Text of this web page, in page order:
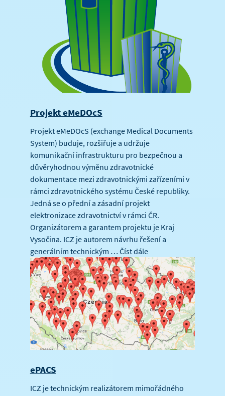
Projekt eMeDOcS
Projekt eMeDOcS (exchange Medical Documents
System) buduje, rozšiřuje a udržuje
komunikační infrastrukturu pro bezpečnou a
důvěryhodnou výměnu zdravotnické
dokumentace mezi zdravotnickými zařízeními v
rámci zdravotnického systému České republiky.
Jedná se o přední a zásadní projekt
elektronizace zdravotnictví v rámci ČR.
Organizátorem a garantem projektu je Kraj
Vysočina. ICZ je autorem návrhu řešení a
generálním technickým … Číst dále
ePACS
ICZ je technickým realizátorem mimořádného